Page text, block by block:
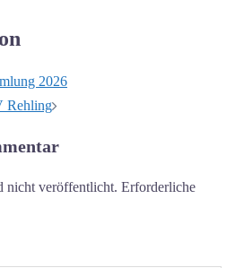
2026
Rehling
nicht veröffentlicht. Erforderliche